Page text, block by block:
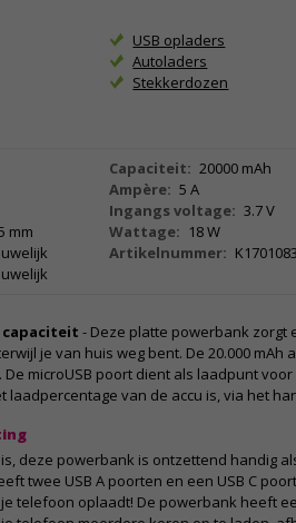
USB opladers
Autoladers
Stekkerdozen
x 27,5 mm
Capaciteit: 20000 mAh
Ampère: 5 A
Ingangs voltage: 3.7 V
Wattage: 18 W
Artikelnummer:
capaciteit - Deze platte powerbank zorgt
je van huis weg bent. De 20.000 mAh
De microUSB poort dient als laadpunt
laadpercentage van de accu is, via het
deze powerbank is ontzettend handig
twee USB A poorten en een USB C
telefoon oplaadt! De powerbank heeft